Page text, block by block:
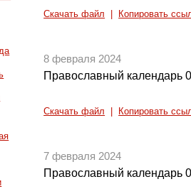
Скачать файл Копировать
8 февраля 2024
Православный календарь
Скачать файл Копировать
7 февраля 2024
Православный календарь